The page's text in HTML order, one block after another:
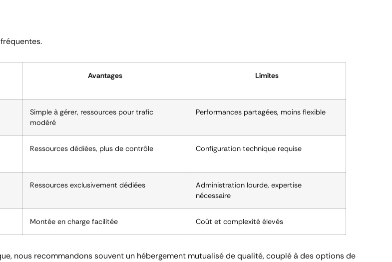
Avantages Limites
Simple à gérer, ressources pour trafic
modéré
Performances partagées, moins flexible
Ressources dédiées, plus de contrôle Configuration technique requise
Ressources exclusivement dédiées
Administration lourde, expertise
nécessaire
Montée en charge facilitée Coût et complexité élevés
nous recommandons souvent un hébergement mutualisé de qualité, couplé à des options de